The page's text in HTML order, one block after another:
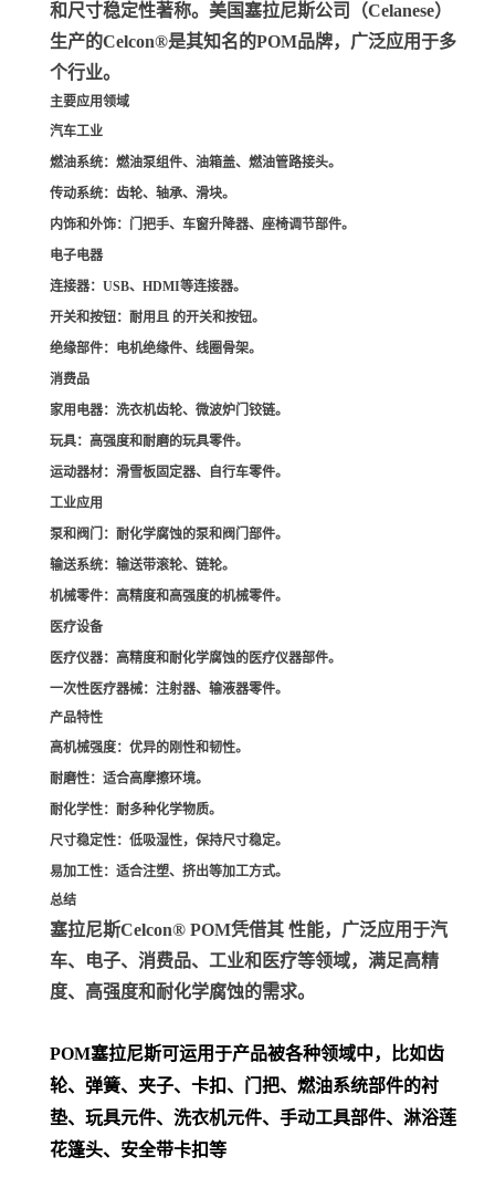
和尺寸稳定性著称。美国塞拉尼斯公司（Celanese）
生产的Celcon®是其知名的POM品牌，广泛应用于多
个行业。
主要应用领域
汽车工业
燃油系统：燃油泵组件、油箱盖、燃油管路接头。
传动系统：齿轮、轴承、滑块。
内饰和外饰：门把手、车窗升降器、座椅调节部件。
电子电器
连接器：USB、HDMI等连接器。
开关和按钮：耐用且 的开关和按钮。
绝缘部件：电机绝缘件、线圈骨架。
消费品
家用电器：洗衣机齿轮、微波炉门铰链。
玩具：高强度和耐磨的玩具零件。
运动器材：滑雪板固定器、自行车零件。
工业应用
泵和阀门 ：耐化学腐蚀的泵和阀门部件。
输送系统：输送带滚轮、链轮。
机械零件：高精度和高强度的机械零件。
医疗设备
医疗仪器：高精度和耐化学腐蚀的医疗仪器部件。
一次性医疗器械：注射器、输液器零件。
产品特性
高机械强度：优异的刚性和韧性。
耐磨性：适合高摩擦环境。
耐化学性：耐多种化学物质。
尺寸稳定性：低吸湿性，保持尺寸稳定。
易加工性：适合注塑、挤出等加工方式。
总结
塞拉尼斯Celcon® POM凭借其 性能，广泛应用于汽
车、电子、消费品、工业和医疗等领域，满足高精
度、高强度和耐化学腐蚀的需求。
POM塞拉尼斯可运用于产品被各种领域中，比如齿
轮、弹簧、夹子、卡扣、门把、 燃油系统部件的衬
垫、玩具元件、洗衣机元件、手动工具部件、淋浴莲
花篷头、安全带卡扣等